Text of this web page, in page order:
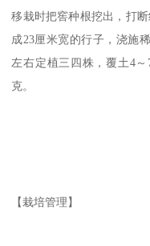
移栽时把窖种根挖出，打
成23厘米宽的行子，浇施
左右定植三四株，覆土4
克。
【栽培管理】